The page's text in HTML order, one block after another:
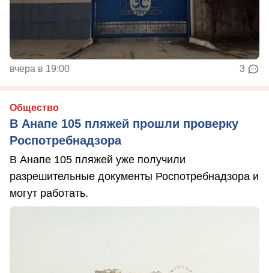
вчера в 19:00 3
Общество
В Анапе 105 пляжей прошли проверку
Роспотребнадзора
В Анапе 105 пляжей уже получили
разрешительные документы Роспотребнадзора и
могут работать.